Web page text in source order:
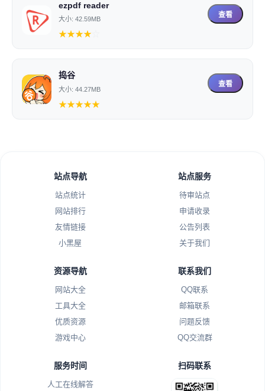
ezpdf reader
大小: 42.59MB
★★★★
查看
捣谷
大小: 44.27MB
★★★★★
查看
站点导航
站点统计
网站排行
友情链接
小黑屋
站点服务
待审站点
申请收录
公告列表
关于我们
资源导航
网站大全
工具大全
优质资源
游戏中心
联系我们
QQ联系
邮箱联系
问题反馈
QQ交流群
服务时间
人工在线解答
扫码联系